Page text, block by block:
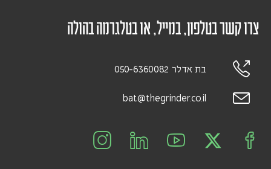
צרו קשר בטלפון, במייל, או בטלגרמה בהולה
בת אדלר 050-6360082
bat@thegrinder.co.il